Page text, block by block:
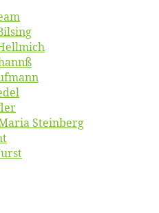
Steinberg